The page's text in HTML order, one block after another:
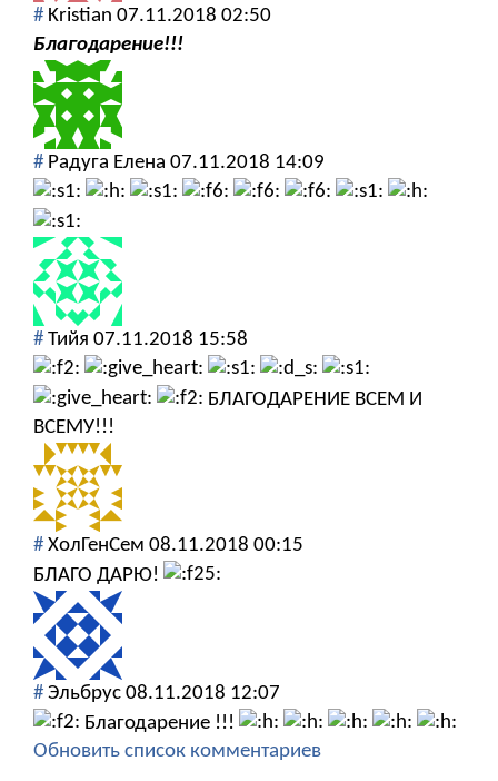
# Kristian 07.11.2018 02:50
Благодарение!!!
# Радуга Елена 07.11.2018 14:09
# Тийя 07.11.2018 15:58
БЛАГОДАРЕНИЕ ВСЕМ И
ВСЕМУ!!!
# ХолГенСем 08.11.2018 00:15
БЛАГО ДАРЮ!
# Эльбрус 08.11.2018 12:07
Благодарение !!!
Обновить список комментариев